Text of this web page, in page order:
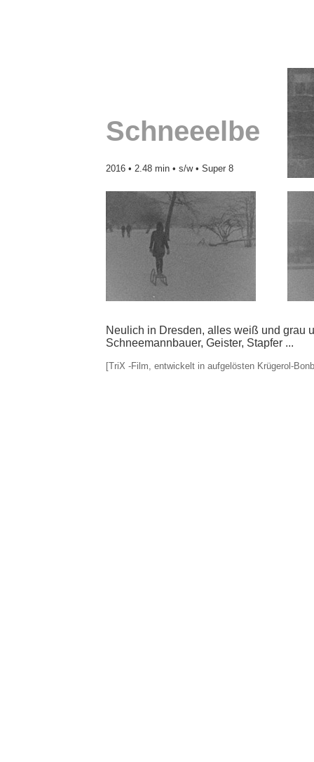
Schneeelbe
2016 • 2.48 min • s/w • Super 8
Neulich in Dresden, alles weiß und grau
Schneemannbauer, Geister, Stapfer ...
[TriX -Film, entwickelt in aufgelösten Krügerol-